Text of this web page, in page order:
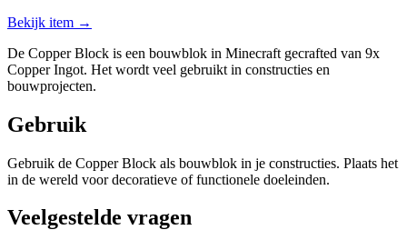
Bekijk item →
De Copper Block is een bouwblok in Minecraft gecrafted van 9x
Copper Ingot. Het wordt veel gebruikt in constructies en
bouwprojecten.
Gebruik
Gebruik de Copper Block als bouwblok in je constructies. Plaats het
in de wereld voor decoratieve of functionele doeleinden.
Veelgestelde vragen